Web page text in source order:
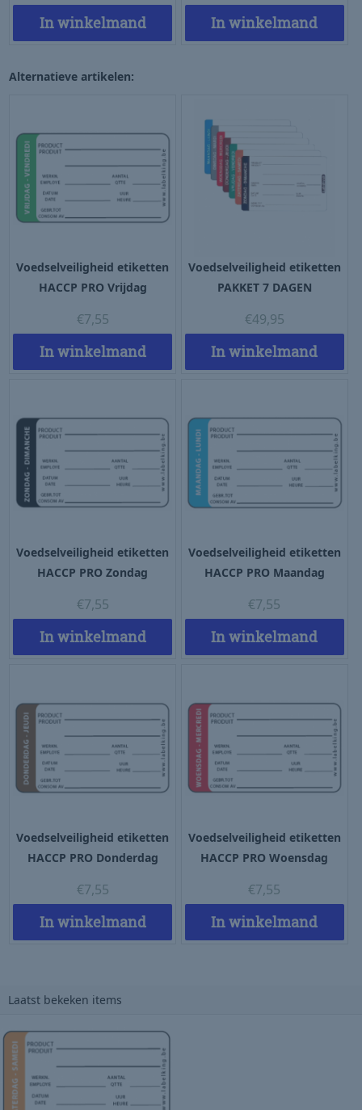
In winkelmand In winkelmand
Alternatieve artikelen:
Voedselveiligheid etiketten
HACCP PRO Vrijdag
€7,55
In winkelmand
Voedselveiligheid etiketten
PAKKET 7 DAGEN
€49,95
In winkelmand
Voedselveiligheid etiketten
HACCP PRO Zondag
€7,55
In winkelmand
Voedselveiligheid etiketten
HACCP PRO Maandag
€7,55
In winkelmand
Voedselveiligheid etiketten
HACCP PRO Donderdag
€7,55
In winkelmand
Voedselveiligheid etiketten
HACCP PRO Woensdag
€7,55
In winkelmand
Laatst bekeken items